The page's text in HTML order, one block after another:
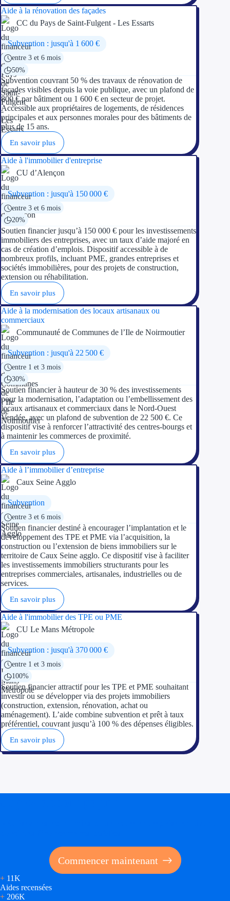
Aide à la rénovation des façades
CC du Pays de Saint-Fulgent - Les Essarts
Subvention : jusqu'à 1 600 €
entre 3 et 6 mois
50%
Subvention couvrant 50 % des travaux de rénovation de
façades visibles depuis la voie publique, avec un plafond de
800 € par bâtiment ou 1 600 € en secteur de projet.
Accessible aux propriétaires de logements, de résidences
principales et aux personnes morales pour des bâtiments de
plus de 15 ans.
En savoir plus
Aide à l'immobilier d'entreprise
CU d’Alençon
Subvention : jusqu'à 150 000 €
entre 3 et 6 mois
20%
Soutien financier jusqu’à 150 000 € pour les investissements
immobiliers des entreprises, avec un taux d’aide majoré en
cas de création d’emplois. Dispositif accessible à de
nombreux profils, incluant PME, grandes entreprises et
sociétés immobilières, pour des projets de construction,
extension ou réhabilitation.
En savoir plus
Aide à la modernisation des locaux artisanaux ou
commerciaux
Communauté de Communes de l’Ile de Noirmoutier
Subvention : jusqu'à 22 500 €
entre 1 et 3 mois
30%
Soutien financier à hauteur de 30 % des investissements
pour la modernisation, l’adaptation ou l’embellissement des
locaux artisanaux et commerciaux dans le Nord-Ouest
Vendée, avec un plafond de subvention de 22 500 €. Ce
dispositif vise à renforcer l’attractivité des centres-bourgs et
à maintenir les commerces de proximité.
En savoir plus
Aide à l’immobilier d’entreprise
Caux Seine Agglo
Subvention
entre 3 et 6 mois
Soutien financier destiné à encourager l’implantation et le
développement des TPE et PME via l’acquisition, la
construction ou l’extension de biens immobiliers sur le
territoire de Caux Seine agglo. Ce dispositif vise à faciliter
les investissements immobiliers structurants pour les
entreprises commerciales, artisanales, industrielles ou de
services.
En savoir plus
Aide à l'immobilier des TPE ou PME
CU Le Mans Métropole
Subvention : jusqu'à 370 000 €
entre 1 et 3 mois
100%
Soutien financier attractif pour les TPE et PME souhaitant
investir ou se développer via des projets immobiliers
(construction, extension, rénovation, achat ou
aménagement). L’aide combine subvention et prêt à taux
préférentiel, couvrant jusqu’à 100 % des dépenses éligibles.
En savoir plus
Commencer maintenant
+ 11K
Aides recensées
+ 206K